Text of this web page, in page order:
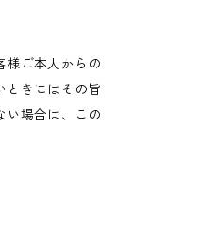
様ご本人からの
ときにはその旨
い場合は、この